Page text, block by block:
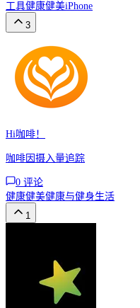
工具健康健美iPhone
3
Hi咖啡！
咖啡因摄入量追踪
0 评论
健康健美健康与健身生活
1